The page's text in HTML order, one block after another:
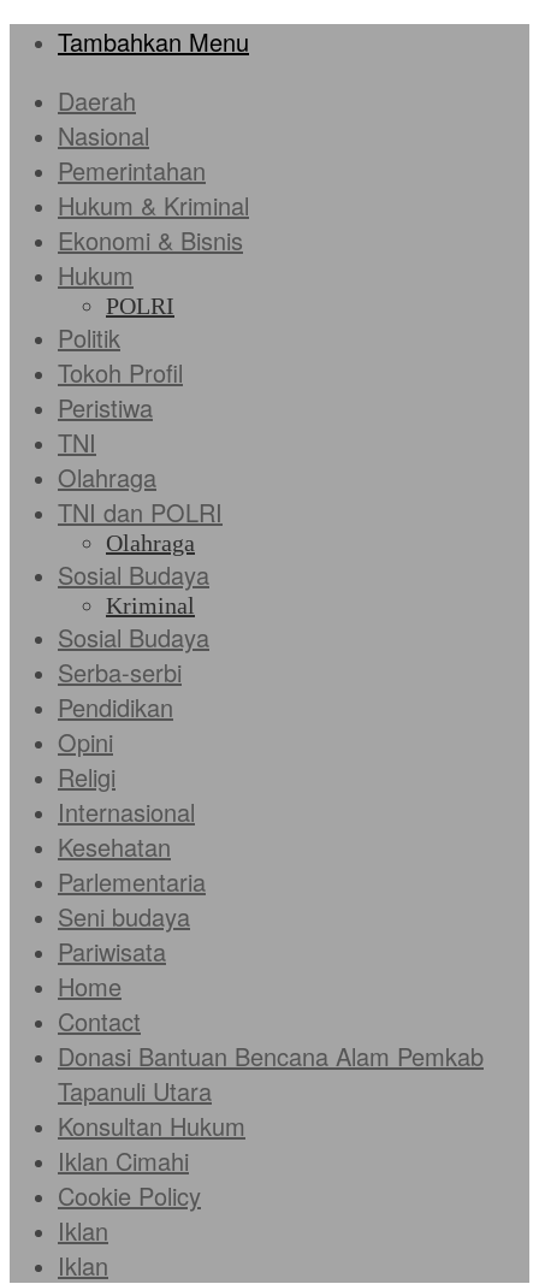
Tambahkan Menu
Daerah
Nasional
Pemerintahan
Hukum & Kriminal
Ekonomi & Bisnis
Hukum
POLRI
Politik
Tokoh Profil
Peristiwa
TNI
Olahraga
TNI dan POLRI
Olahraga
Sosial Budaya
Kriminal
Sosial Budaya
Serba-serbi
Pendidikan
Opini
Religi
Internasional
Kesehatan
Parlementaria
Seni budaya
Pariwisata
Home
Contact
Donasi Bantuan Bencana Alam Pemkab
Tapanuli Utara
Konsultan Hukum
Iklan Cimahi
Cookie Policy
Iklan
Iklan